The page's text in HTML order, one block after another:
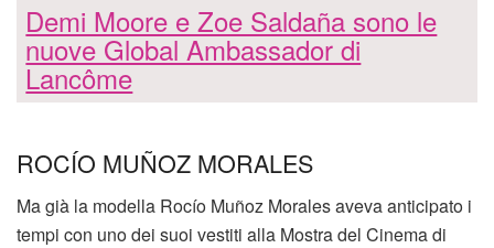
Demi Moore e Zoe Saldaña sono le
nuove Global Ambassador di
Lancôme
ROCÍO MUÑOZ MORALES
Ma già la modella Rocío Muñoz Morales aveva anticipato i
tempi con uno dei suoi vestiti alla Mostra del Cinema di